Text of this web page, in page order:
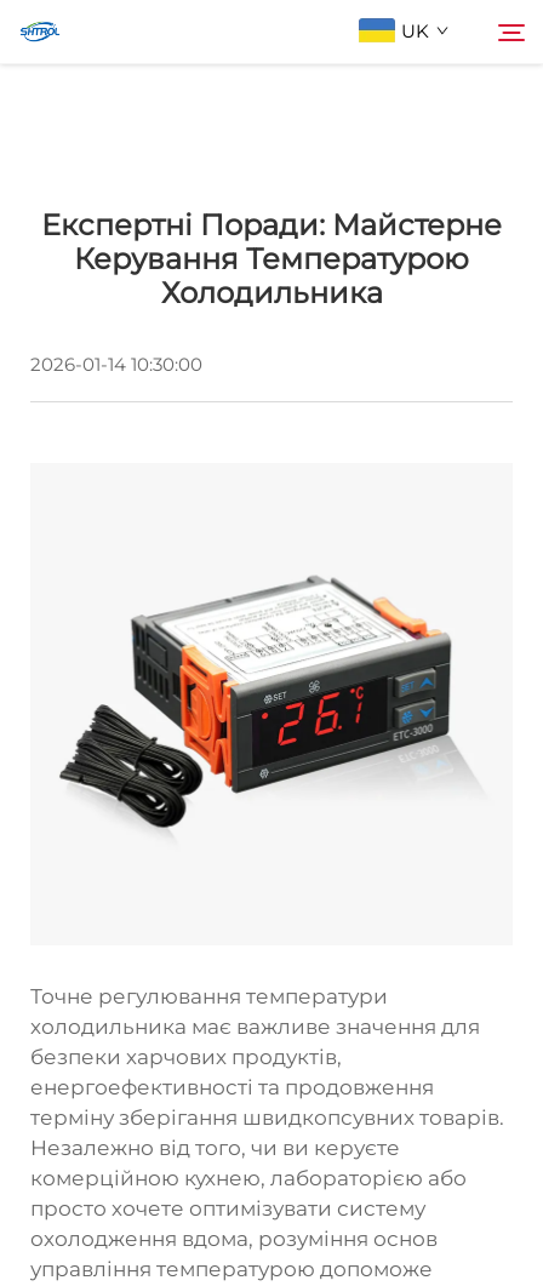
UK
Продукти
Зв'яжіться з нами
Експертні Поради: Майстерне
Керування Температурою
Холодильника
2026-01-14 10:30:00
Точне регулювання температури
холодильника має важливе значення для
безпеки харчових продуктів,
енергоефективності та продовження
терміну зберігання швидкопсувних товарів.
Незалежно від того, чи ви керуєте
комерційною кухнею, лабораторією або
просто хочете оптимізувати систему
охолодження вдома, розуміння основ
управління температурою допоможе